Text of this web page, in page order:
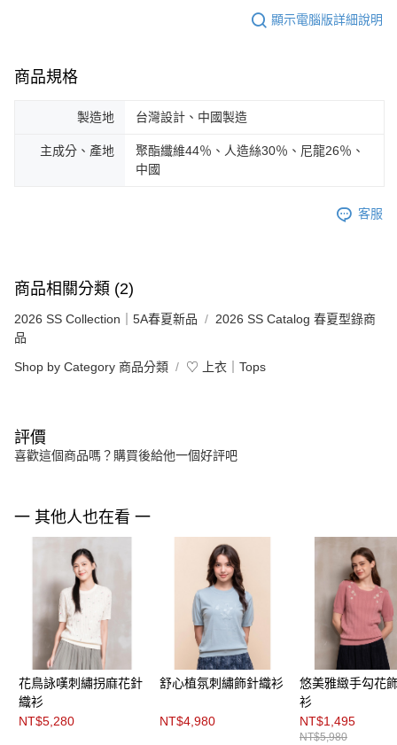
顯示電腦版詳細說明
商品規格
製造地 台灣設計、中國製造
主成分、產地
聚酯纖維44％、人造絲30％、尼龍26％、
中國
客服
商品相關分類 (2)
2026 SS Collection｜5A春夏新品
2026 SS Catalog 春夏型錄商
品
Shop by Category 商品分類 ♡ 上衣｜Tops
評價
喜歡這個商品嗎？購買後給他一個好評吧
一 其他人也在看 一
花鳥詠嘆刺繡拐麻花針
織衫
NT$5,280
舒心植氛刺繡飾針織衫
NT$4,980
悠美雅緻手勾花
衫
NT$1,495
NT$5,980